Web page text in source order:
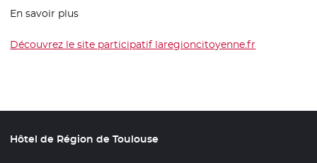
En savoir plus
Découvrez le site participatif laregioncitoyenne.fr
Hôtel de Région de Toulouse